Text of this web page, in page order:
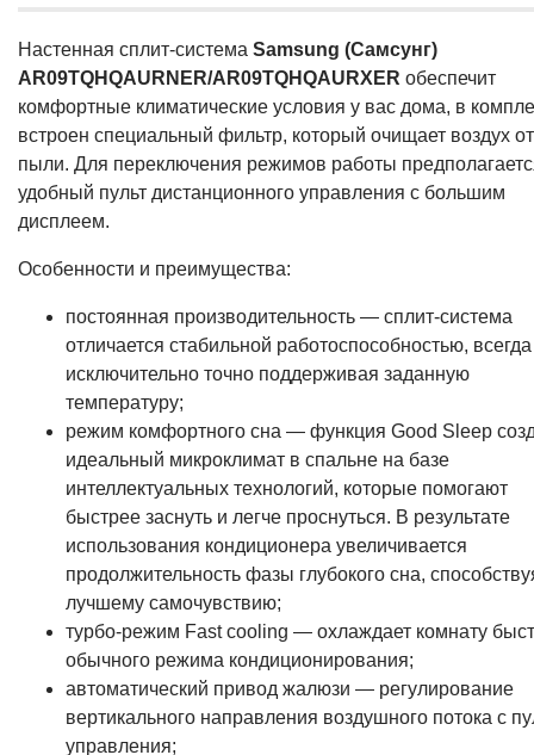
Настенная сплит-система Samsung (Самсунг)
AR09TQHQAURNER/AR09TQHQAURXER обеспечит
комфортные климатические условия у вас дома, в
встроен специальный фильтр, который очищает воздух от
пыли. Для переключения режимов работы
удобный пульт дистанционного управления с большим
дисплеем.
Особенности и преимущества:
постоянная производительность — сплит-система
отличается стабильной работоспособностью, всегда
исключительно точно поддерживая заданную
температуру;
режим комфортного сна — функция Good Sleep
идеальный микроклимат в спальне на базе
интеллектуальных технологий, которые помогают
быстрее заснуть и легче проснуться. В результате
использования кондиционера увеличивается
продолжительность фазы глубокого сна,
лучшему самочувствию;
турбо-режим Fast cooling — охлаждает комнату
обычного режима кондиционирования;
автоматический привод жалюзи — регулирование
вертикального направления воздушного потока с
управления;